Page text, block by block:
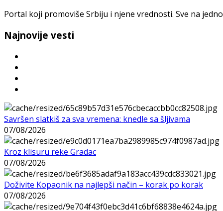
Portal koji promoviše Srbiju i njene vrednosti. Sve na
Najnovije vesti
Savršen slatkiš za sva vremena: knedle sa šljivama
07/08/2026
Kroz klisuru reke Gradac
07/08/2026
Doživite Kopaonik na najlepši način – korak po korak
07/08/2026